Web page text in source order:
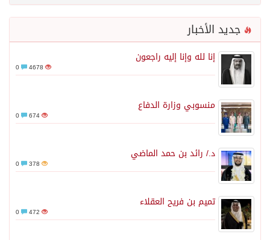
جديد الأخبار
إنا لله وإنا إليه راجعون
4678
منسوبي وزارة الدفاع
674
د./ رائد بن حمد الماضي
378
تميم بن فريح العقلاء
472